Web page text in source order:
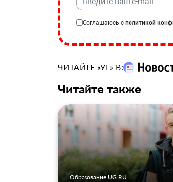
Соглашаюсь с политикой
ЧИТАЙТЕ «УГ» В:
Читайте также
Образование UG.RU